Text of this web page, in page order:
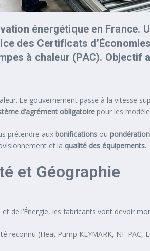
énergétique en
des Certificats
à chaleur (PAC). Objectif
Le gouvernement passe à la vitesse
d’agrément obligatoire pour les
prétendre aux bonifications ou
et la qualité des équipements.
et Géographie
de l’Énergie, les fabricants vont devoir
reconnu (Heat Pump KEYMARK, NF